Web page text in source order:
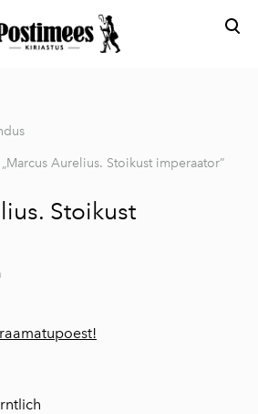
Vaata ostukorvi
Aurelius. Stoikust imperaator”
Stoikust